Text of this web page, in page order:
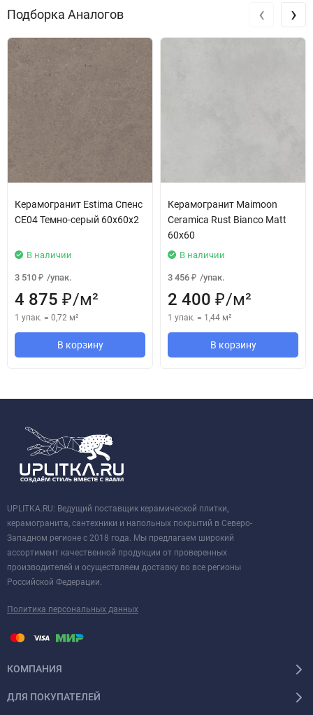
Подборка Аналогов
Керамогранит Estima Спенс
CE04 Темно-серый 60x60x2
В наличии
3 510 ₽ /упак.
4 875 ₽/м²
1 упак. = 0,72 м²
В корзину
Керамогранит Maimoon
Ceramica Rust Bianco Matt
60х60
В наличии
3 456 ₽ /упак.
2 400 ₽/м²
1 упак. = 1,44 м²
В корзину
‹ ›
UPLITKA.RU: Ведущий поставщик керамической плитки,
керамогранита, сантехники и напольных покрытий в Северо-
Западном регионе с 2018 года. Мы предлагаем широкий
ассортимент качественной продукции от проверенных
производителей и осуществляем доставку во все регионы
Российской Федерации.
Политика персональных данных
КОМПАНИЯ
ДЛЯ ПОКУПАТЕЛЕЙ